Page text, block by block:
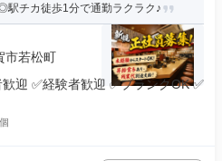
チカ徒歩1分で通勤ラクラク♪
市若松町
迎 ✅経験者歓迎 ✅ブランクOK ✅